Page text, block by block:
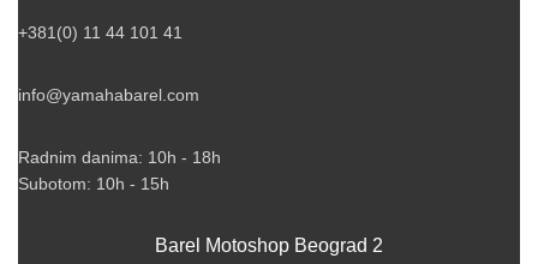
+381(0) 11 44 101 41
info@yamahabarel.com
Radnim danima: 10h - 18h
Subotom: 10h - 15h
Barel Motoshop Beograd 2